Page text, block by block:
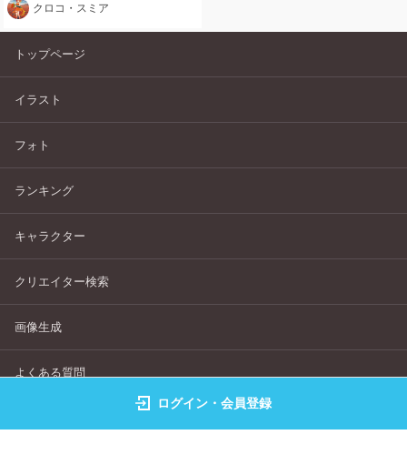
クロコ・スミア
トップページ
イラスト
フォト
ランキング
キャラクター
クリエイター検索
画像生成
よくある質問
ログイン・会員登録